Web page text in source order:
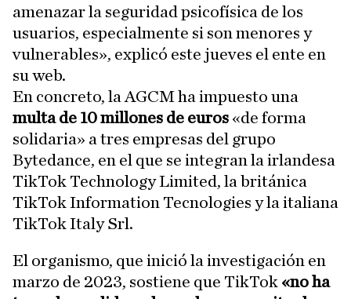
amenazar la seguridad psicofísica de los
usuarios, especialmente si son menores y
vulnerables», explicó este jueves el ente en
su web.
En concreto, la AGCM ha impuesto una
multa de 10 millones de euros «de forma
solidaria» a tres empresas del grupo
Bytedance, en el que se integran la irlandesa
TikTok Technology Limited, la británica
TikTok Information Tecnologies y la italiana
TikTok Italy Srl.
El organismo, que inició la investigación en
marzo de 2023, sostiene que TikTok «no ha